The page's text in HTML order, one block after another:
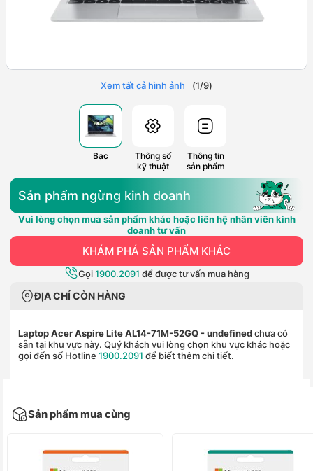
Xem tất cả hình ảnh (1/9)
Bạc
Thông số
kỹ thuật
Thông tin
sản phẩm
Sản phẩm ngừng kinh doanh
Vui lòng chọn mua sản phẩm khác hoặc liên hệ nhân viên kinh
doanh tư vấn
KHÁM PHÁ SẢN PHẨM KHÁC
Gọi1900.2091 để được tư vấn mua hàng
ĐỊA CHỈ CÒN HÀNG
Laptop Acer Aspire Lite AL14-71M-52GQ - undefinedchưa có
sẵn tại khu vực này. Quý khách vui lòng chọn khu vực khác hoặc
gọi đến số Hotline 1900.2091 để biết thêm chi tiết.
Sản phẩm mua cùng